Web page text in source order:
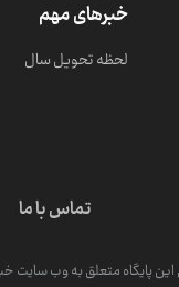
خبرهای مهم
لحظه تحویل سال
تماس با ما
پایگاه متعلق به وب سایت